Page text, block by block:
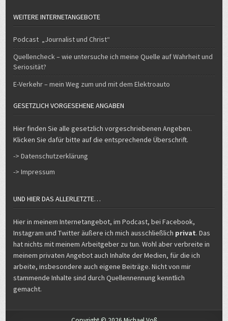
WEITERE INTERNETANGEBOTE
Podcast „Journalist und Christ“
Quellencheck – wie untersuche ich meine Quelle auf Wahrheit und
Seriosität?
E-Verkehr – mein Weg zum und mit dem Elektroauto
GESETZLICH VORGESEHENE ANGABEN
Hier finden Sie alle gesetzlich vorgeschriebenen Angeben.
Klicken Sie dafür bitte auf die entsprechende Überschrift.
-> Datenschutzerklärung
-> Impressum
UND HIER DAS ALLERLETZTE…
Hier in meinem Internetangebot, im Podcast, bei Facebook,
Instagram und Twitter äußere ich mich ausschließlich privat. Das
hat nichts mit meinem Arbeitgeber zu tun. Wohl aber verbreite in
meinem privaten Angebot auch Inhalte der Medien, für die ich
arbeite, insbesondere auch eigene Beiträge. Nicht von mir
stammende Inhalte sind durch Quellennennung kenntlich
gemacht.